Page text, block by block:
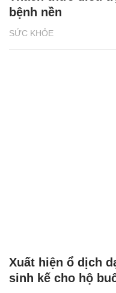
SỨC KHỎE
bệnh nền
Xuất hiện ổ dịch
sinh kế cho hộ